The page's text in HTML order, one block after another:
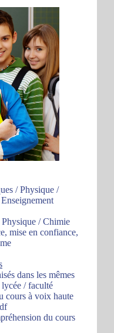
/ Physique /
/ Chimie
mise en confiance,
dans les mêmes
/ faculté
cours à voix haute
du cours